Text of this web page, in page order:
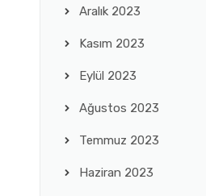
Aralık 2023
Kasım 2023
Eylül 2023
Ağustos 2023
Temmuz 2023
Haziran 2023